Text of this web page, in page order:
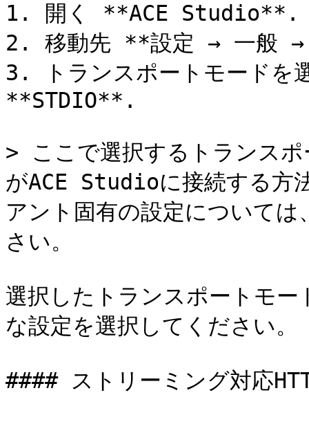
1. 開く **ACE Studio**.
2. 移動先 **設定 → 一般 →
3. トランスポートモード
**STDIO**.
> ここで選択するトランス
がACE Studioに接続する方
アント固有の設定について
さい。
選択したトランスポートモ
な設定を選択してください。
#### ストリーミング対応